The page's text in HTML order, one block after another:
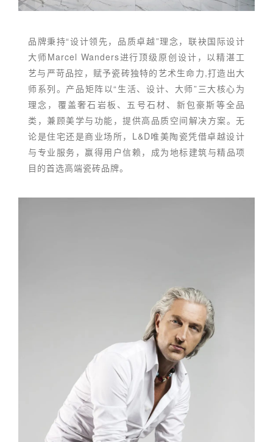
品牌秉持“设计领先，品质卓越”理念，联袂国际设计
大师Marcel Wanders进行顶级原创设计，以精湛工
艺与严苛品控，赋予瓷砖独特的艺术生命力,打造出大
师系列。产品矩阵以“生活、设计、大师”三大核心为
理念，覆盖奢石岩板、五号石材、新包豪斯等全品
类，兼顾美学与功能，提供高品质空间解决方案。无
论是住宅还是商业场所，L&D唯美陶瓷凭借卓越设计
与专业服务，赢得用户信赖，成为地标建筑与精品项
目的首选高端瓷砖品牌。